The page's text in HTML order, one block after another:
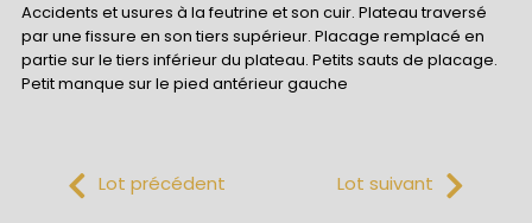
Accidents et usures à la feutrine et son cuir. Plateau traversé
par une fissure en son tiers supérieur. Placage remplacé en
partie sur le tiers inférieur du plateau. Petits sauts de placage.
Petit manque sur le pied antérieur gauche
Lot précédent Lot suivant